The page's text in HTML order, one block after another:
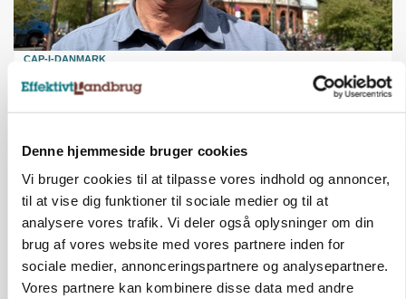
Denne hjemmeside bruger cookies
Vi bruger cookies til at tilpasse vores indhold og annoncer,
til at vise dig funktioner til sociale medier og til at
analysere vores trafik. Vi deler også oplysninger om din
brug af vores website med vores partnere inden for
sociale medier, annonceringspartnere og analysepartnere.
Vores partnere kan kombinere disse data med andre
CAP-I-DANMARK
konkurrence- og produktionsvilkår